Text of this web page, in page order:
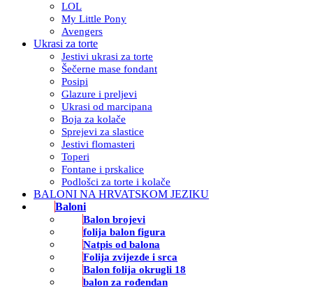
LOL
My Little Pony
Avengers
Ukrasi za torte
Jestivi ukrasi za torte
Šečerne mase fondant
Posipi
Glazure i preljevi
Ukrasi od marcipana
Boja za kolače
Sprejevi za slastice
Jestivi flomasteri
Toperi
Fontane i prskalice
Podlošci za torte i kolače
BALONI NA HRVATSKOM JEZIKU
Baloni
Balon brojevi
folija balon figura
Natpis od balona
Folija zvijezde i srca
Balon folija okrugli 18
balon za rođendan